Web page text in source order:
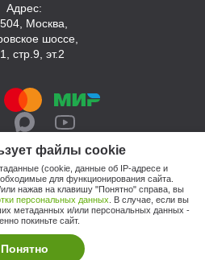
файлы cookie
(cookie, данные об IP-адресе и
для функционирования сайта.
нажав на клавишу "Понятно" справа, вы
персональных данных . В случае, если вы
метаданных и/или персональных данных -
покиньте сайт.
Понятно
Адрес:
Москва,
шоссе,
стр.9, эт.2
«Интерьер Уют»
персональных данных
Кузнецов Анатолий